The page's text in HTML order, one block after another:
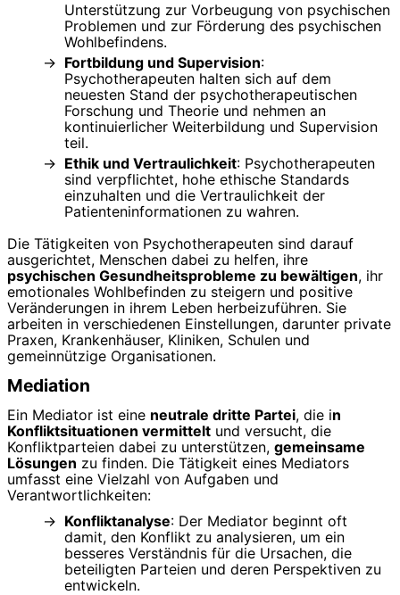
Unterstützung zur Vorbeugung von psychischen
Problemen und zur Förderung des psychischen
Wohlbefindens.
Fortbildung und Supervision:
Psychotherapeuten halten sich auf dem
neuesten Stand der psychotherapeutischen
Forschung und Theorie und nehmen an
kontinuierlicher Weiterbildung und Supervision
teil.
Ethik und Vertraulichkeit: Psychotherapeuten
sind verpflichtet, hohe ethische Standards
einzuhalten und die Vertraulichkeit der
Patienteninformationen zu wahren.
Die Tätigkeiten von Psychotherapeuten sind darauf
ausgerichtet, Menschen dabei zu helfen, ihre
psychischen Gesundheitsprobleme zu bewältigen, ihr
emotionales Wohlbefinden zu steigern und positive
Veränderungen in ihrem Leben herbeizuführen. Sie
arbeiten in verschiedenen Einstellungen, darunter private
Praxen, Krankenhäuser, Kliniken, Schulen und
gemeinnützige Organisationen.
Mediation
Ein Mediator ist eine neutrale dritte Partei, die in
Konfliktsituationen vermittelt und versucht, die
Konfliktparteien dabei zu unterstützen, gemeinsame
Lösungen zu finden. Die Tätigkeit eines Mediators
umfasst eine Vielzahl von Aufgaben und
Verantwortlichkeiten:
Konfliktanalyse: Der Mediator beginnt oft
damit, den Konflikt zu analysieren, um ein
besseres Verständnis für die Ursachen, die
beteiligten Parteien und deren Perspektiven zu
entwickeln.